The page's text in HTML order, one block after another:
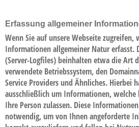
Erfassung allgemeiner
Wenn Sie auf unsere Webseite zugreifen,
Informationen allgemeiner Natur erfasst.
(Server-Logfiles) beinhalten etwa die Art
verwendete Betriebssystem, den
Service Providers und Ähnliches. Hierbei
ausschließlich um Informationen, welche
Ihre Person zulassen. Diese
notwendig, um von Ihnen angeforderte